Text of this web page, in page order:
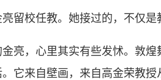
校任教。她接过的，不仅是
，心里其实有些发怵。敦煌
它来自壁画，来自高金荣教